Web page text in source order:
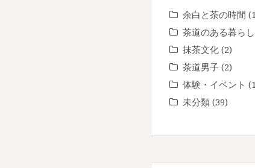
余白と茶の時間
茶道のある暮らし
抹茶文化 (2)
茶道男子 (2)
体験・イベント
未分類 (39)